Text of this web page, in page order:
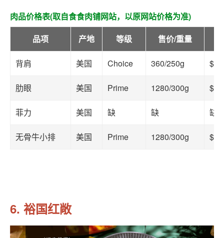
肉品价格表(取自食食肉铺网站，以原网站价格为准)
品项
产地 等级 售价/重量
背肩 美国 Choice 360/250g
肋眼 美国 Prime 1280/300g
菲力 美国 缺 缺 缺
无骨牛小排 美国 Prime 1280/300g
6. 裕国红敞